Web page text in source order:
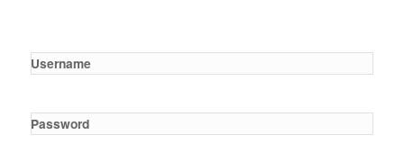
Username
Password